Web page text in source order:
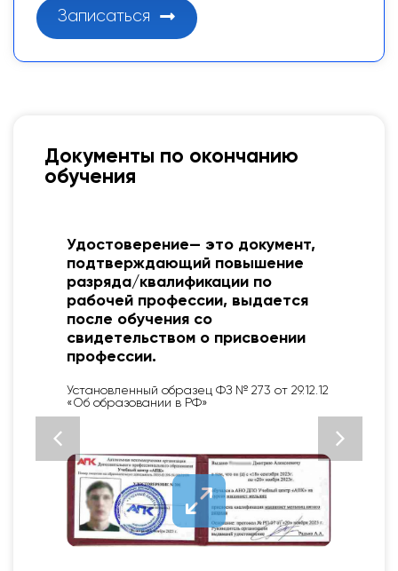
Записаться
Документы по окончанию
обучения
Удостоверение— это документ,
подтверждающий повышение
разряда/квалификации по
рабочей профессии, выдается
после обучения со
свидетельством о присвоении
профессии.
Установленный образец ФЗ № 273 от 29.12.12
«Об образовании в РФ»